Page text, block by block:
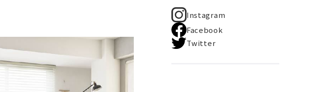
Instagram
Facebook
Twitter